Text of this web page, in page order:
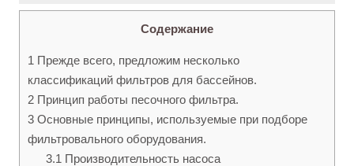
Содержание
1 Прежде всего, предложим несколько
классификаций фильтров для бассейнов.
2 Принцип работы песочного фильтра.
3 Основные принципы, используемые при подборе
фильтровального оборудования.
3.1 Производительность насоса